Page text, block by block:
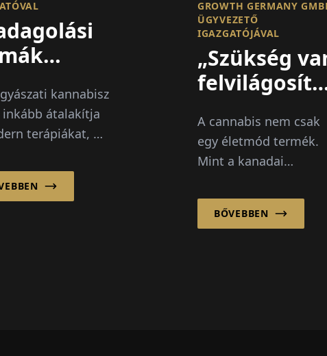
kannabisz
inkább átalakítja
terápiákat, új
fájdalommal,
és egyéb súlyos
GROWTH GERMANY
ÜGYVEZETŐ
IGAZGATÓJÁVAL
„Szükség
előítéletek
A cannabis nem csak
egy életmód termék.
Mint a kanadai
Growth Corporation
leányvállalata, a
BŐVEBBEN